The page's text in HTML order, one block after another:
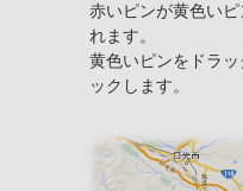
赤いピンが黄色い
れます。
黄色いピンをドラ
ックします。